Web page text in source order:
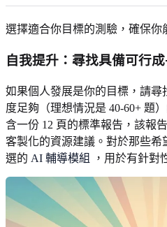
選擇適合你目標的測驗，確保你
自我提升：尋找具備可行
如果個人發展是你的目標，請
度足夠（理想情況是 40-60+ 題
含一份 12 頁的標準報告，該報
客製化的資源建議。對於那些
選的 AI 輔導模組 ，用於有針對